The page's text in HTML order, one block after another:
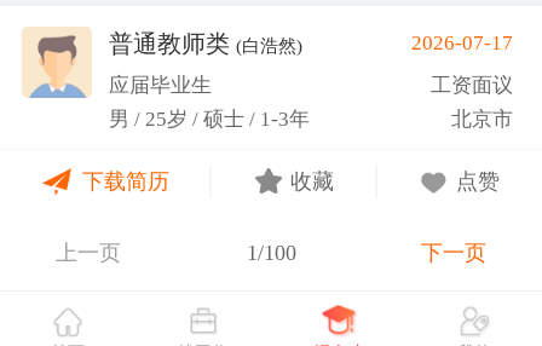
普通教师类 (白浩然)
2026-07-17
应届毕业生
工资面议
男 / 25岁 / 硕士 / 1-3年
北京市
下载简历 收藏 点赞
上一页 1/100 下一页